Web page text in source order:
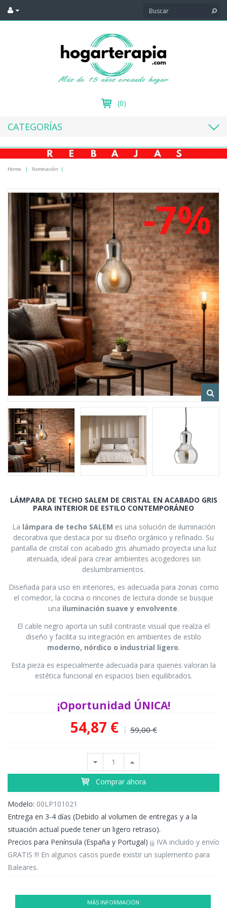
(0)
CATEGORÍAS
Home | Iluminación |
-7%
LÁMPARA DE TECHO SALEM DE CRISTAL EN ACABADO GRIS
PARA INTERIOR DE ESTILO CONTEMPORÁNEO
La lámpara de techo SALEM es una solución de iluminación
decorativa que destaca por su diseño orgánico y refinado. Su
pantalla de cristal con acabado gris ahumado proyecta una luz
atenuada, ideal para crear ambientes acogedores sin
deslumbramientos.
Diseñada para uso en interiores, es adecuada para zonas como
el comedor, la cocina o rincones de lectura donde se busque
una iluminación suave y envolvente.
El cable negro aporta un sutil contraste visual que realza el
diseño y facilita su integración en ambientes de estilo
moderno, nórdico o industrial ligero.
Esta pieza es especialmente adecuada para quienes valoran la
estética funcional en espacios bien equilibrados.
¡Oportunidad ÚNICA!
54,87 € 59,00 €
Comprar ahora
Modelo: 00LP101021
Entrega en 3-4 días (Debido al volumen de entregas y a la
situación actual puede tener un ligero retraso).
Precios para Península (España y Portugal) ¡¡¡ IVA incluido y envío
GRATIS !!! En algunos casos puede existir un suplemento para
Baleares.
MÁS INFORMACIÓN